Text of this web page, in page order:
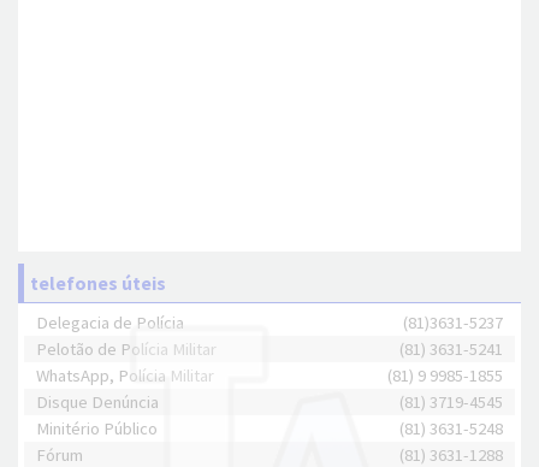
telefones úteis
Delegacia de Polícia
(81)3631-5237
Pelotão de Polícia Militar
(81) 3631-5241
WhatsApp, Polícia Militar
(81) 9 9985-1855
Disque Denúncia
(81) 3719-4545
Minitério Público
(81) 3631-5248
Fórum
(81) 3631-1288